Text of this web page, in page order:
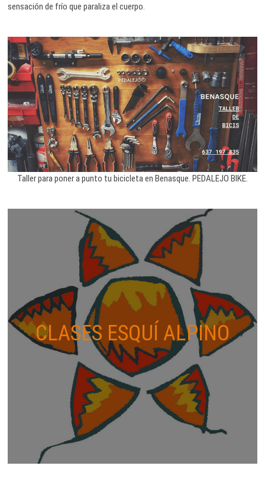
sensación de frío que paraliza el cuerpo.
Taller para poner a punto tu bicicleta en Benasque. PEDALEJO BIKE.
CLASES ESQUÍ ALPINO